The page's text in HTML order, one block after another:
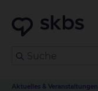
Aktuelles & Veranstaltungen